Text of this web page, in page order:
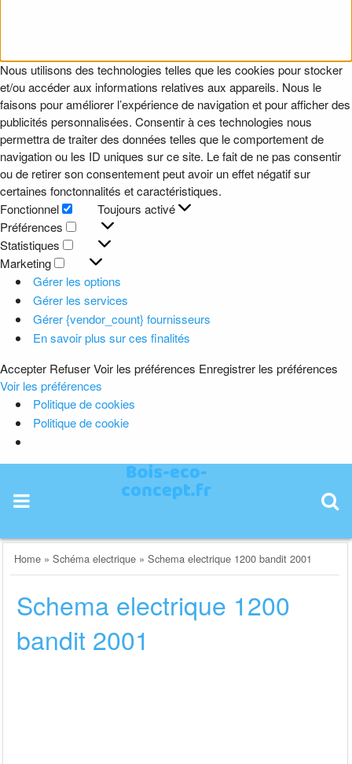
Nous utilisons des technologies telles que les cookies pour stocker
et/ou accéder aux informations relatives aux appareils. Nous le
faisons pour améliorer l’expérience de navigation et pour afficher des
publicités personnalisées. Consentir à ces technologies nous
permettra de traiter des données telles que le comportement de
navigation ou les ID uniques sur ce site. Le fait de ne pas consentir
ou de retirer son consentement peut avoir un effet négatif sur
certaines fonctonnalités et caractéristiques.
Fonctionnel
Fonctionnel
Toujours activé
Préférences
Préférences
Statistiques
Statistiques
Marketing
Marketing
Gérer les options
Gérer les services
Gérer {vendor_count} fournisseurs
En savoir plus sur ces finalités
Accepter RefuserVoir les préférences Enregistrer les préférences
Voir les préférences
Politique de cookies
Politique de cookie
content
Home »Schéma electrique »Schema electrique 1200 bandit 2001
Schema electrique 1200
bandit 2001